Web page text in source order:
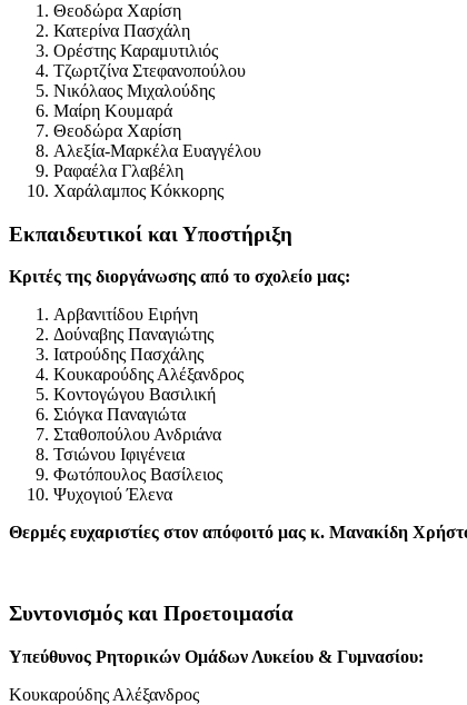
Θεοδώρα Χαρίση
Κατερίνα Πασχάλη
Ορέστης Καραμυτιλιός
Τζωρτζίνα Στεφανοπούλου
Νικόλαος Μιχαλούδης
Μαίρη Κουμαρά
Θεοδώρα Χαρίση
Αλεξία-Μαρκέλα Ευαγγέλου
Ραφαέλα Γλαβέλη
Χαράλαμπος Κόκκορης
Εκπαιδευτικοί και Υποστήριξη
Κριτές της διοργάνωσης από το σχολείο μας:
Αρβανιτίδου Ειρήνη
Δούναβης Παναγιώτης
Ιατρούδης Πασχάλης
Κουκαρούδης Αλέξανδρος
Κοντογώγου Βασιλική
Σιόγκα Παναγιώτα
Σταθοπούλου Ανδριάνα
Τσιώνου Ιφιγένεια
Φωτόπουλος Βασίλειος
Ψυχογιού Έλενα
Θερμές ευχαριστίες στον απόφοιτό μας κ. Μανακίδη
Συντονισμός και Προετοιμασία
Υπεύθυνος Ρητορικών Ομάδων Λυκείου & Γυμνασίου:
Κουκαρούδης Αλέξανδρος